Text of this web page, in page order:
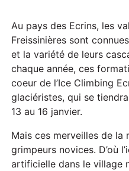
Au pays des Ecrins, les
Freissinières sont
et la variété de leurs
chaque année, ces
coeur de l’Ice Climbing
glaciéristes, qui se
13 au 16 janvier.
Mais ces merveilles de la
grimpeurs novices. D’où
artificielle dans le village